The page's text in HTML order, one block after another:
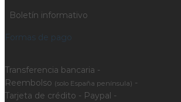
Boletín informativo
Formas de pago
Transferencia bancaria -
Reembolso (solo España península) -
Tarjeta de crédito - Paypal -